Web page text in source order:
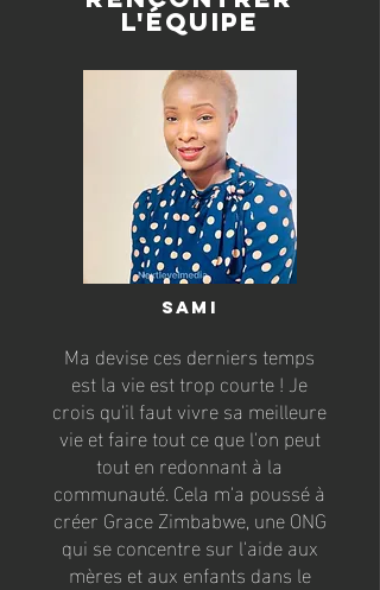
l'équipe
sami
Ma devise ces derniers temps
est la vie est trop courte ! Je
crois qu'il faut vivre sa meilleure
vie et faire tout ce que l'on peut
tout en redonnant à la
communauté. Cela m'a poussé à
créer Grace Zimbabwe, une ONG
qui se concentre sur l'aide aux
mères et aux enfants dans le